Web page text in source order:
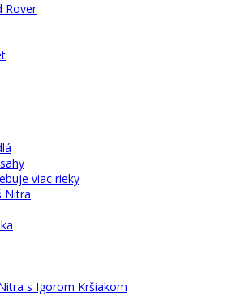
Rover
viac rieky
Nitra
s Igorom Kršiakom